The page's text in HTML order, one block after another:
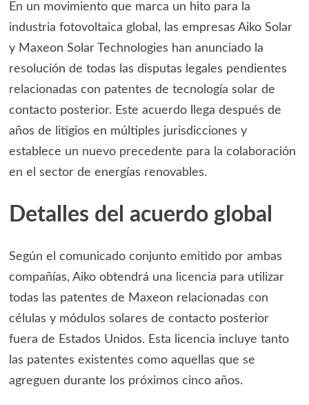
En un movimiento que marca un hito para la
industria fotovoltaica global, las empresas Aiko Solar
y Maxeon Solar Technologies han anunciado la
resolución de todas las disputas legales pendientes
relacionadas con patentes de tecnología solar de
contacto posterior. Este acuerdo llega después de
años de litigios en múltiples jurisdicciones y
establece un nuevo precedente para la colaboración
en el sector de energías renovables.
Detalles del acuerdo global
Según el comunicado conjunto emitido por ambas
compañías, Aiko obtendrá una licencia para utilizar
todas las patentes de Maxeon relacionadas con
células y módulos solares de contacto posterior
fuera de Estados Unidos. Esta licencia incluye tanto
las patentes existentes como aquellas que se
agreguen durante los próximos cinco años.